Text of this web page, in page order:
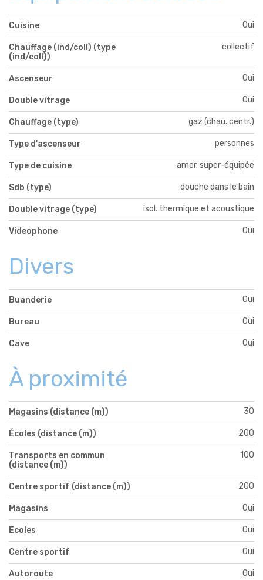
Cuisine Oui
Chauffage (ind/coll) (type
(ind/coll))
collectif
Ascenseur Oui
Double vitrage Oui
Chauffage (type) gaz (chau. centr.)
Type d'ascenseur personnes
Type de cuisine amer. super-équipée
Sdb (type) douche dans le bain
Double vitrage (type) isol. thermique et acoustique
Videophone Oui
Divers
Buanderie Oui
Bureau Oui
Cave Oui
À proximité
Magasins (distance (m)) 30
Écoles (distance (m)) 200
Transports en commun
(distance (m))
100
Centre sportif (distance (m)) 200
Magasins Oui
Ecoles Oui
Centre sportif Oui
Autoroute Oui